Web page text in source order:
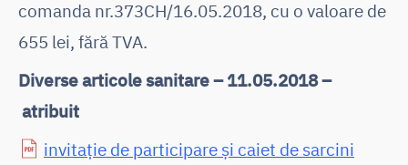
comanda nr.373CH/16.05.2018, cu o valoare de
655 lei, fără TVA.
Diverse articole sanitare – 11.05.2018 –
atribuit
invitație de participare și caiet de sarcini